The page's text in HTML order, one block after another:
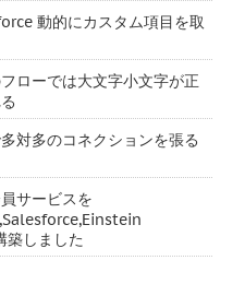
動的にカスタム項目を取
ローでは大文字小文字が正
対多のコネクションを張る
サービスを
しました